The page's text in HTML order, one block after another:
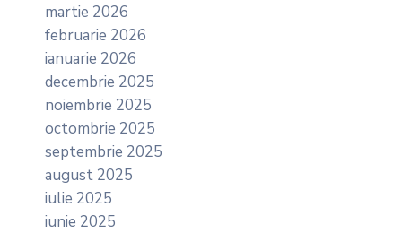
martie 2026
februarie 2026
ianuarie 2026
decembrie 2025
noiembrie 2025
octombrie 2025
septembrie 2025
august 2025
iulie 2025
iunie 2025